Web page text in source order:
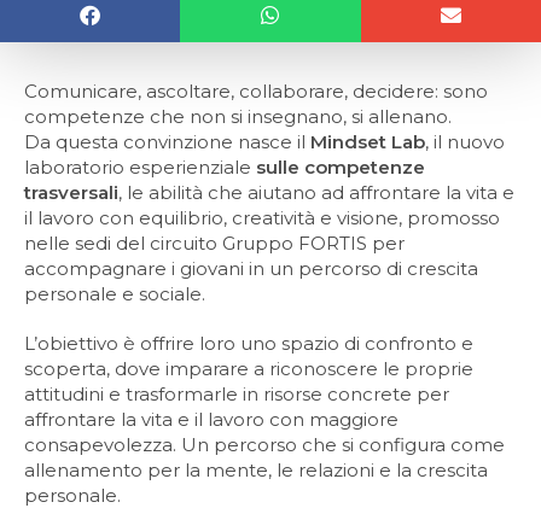
Comunicare, ascoltare, collaborare, decidere: sono
competenze che non si insegnano, si allenano.
Da questa convinzione nasce il Mindset Lab, il nuovo
laboratorio esperienziale sulle competenze
trasversali, le abilità che aiutano ad affrontare la vita e
il lavoro con equilibrio, creatività e visione, promosso
nelle sedi del circuito Gruppo FORTIS per
accompagnare i giovani in un percorso di crescita
personale e sociale.
L’obiettivo è offrire loro uno spazio di confronto e
scoperta, dove imparare a riconoscere le proprie
attitudini e trasformarle in risorse concrete per
affrontare la vita e il lavoro con maggiore
consapevolezza. Un percorso che si configura come
allenamento per la mente, le relazioni e la crescita
personale.